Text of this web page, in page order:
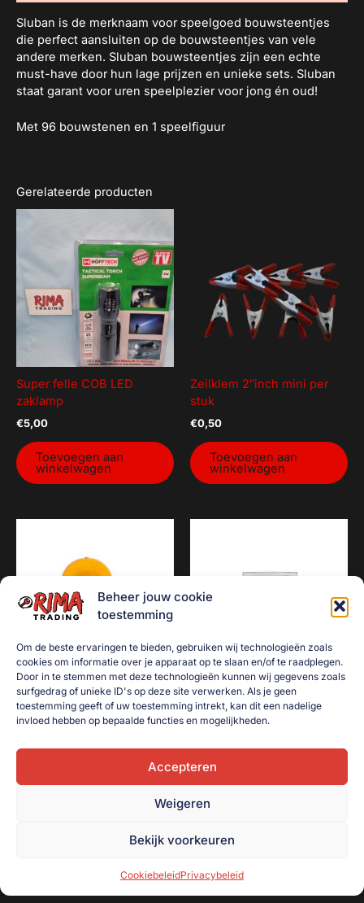
Beheer jouw cookie
toestemming
Om de beste ervaringen te bieden, gebruiken wij technologieën zoals
cookies om informatie over je apparaat op te slaan en/of te raadplegen.
Door in te stemmen met deze technologieën kunnen wij gegevens zoals
surfgedrag of unieke ID's op deze site verwerken. Als je geen
toestemming geeft of uw toestemming intrekt, kan dit een nadelige
invloed hebben op bepaalde functies en mogelijkheden.
Accepteren
Weigeren
Bekijk voorkeuren
CookiebeleidPrivacybeleid
Sluban is de merknaam voor speelgoed bouwsteentjes
die perfect aansluiten op de bouwsteentjes van vele
andere merken. Sluban bouwsteentjes zijn een echte
must-have door hun lage prijzen en unieke sets. Sluban
staat garant voor uren speelplezier voor jong én oud!
Met 96 bouwstenen en 1 speelfiguur
Gerelateerde producten
Super felle COB LED
zaklamp
€5,00
Toevoegen aan
winkelwagen
Zeilklem 2″inch mini per
stuk
€0,50
Toevoegen aan
winkelwagen
Oranje zwaailamp 12 volt |
10 watt + magneet
Led straler 10 watt
€ 8,00
Toevoegen aan
winkelwagen